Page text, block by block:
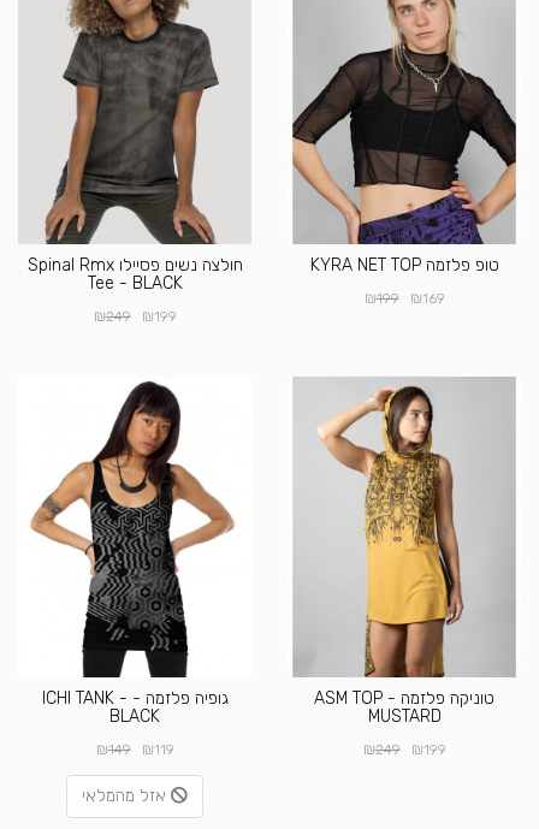
טופ פלזמה KYRA NET TOP
₪169
₪199
חולצה נשים פסיילו Spinal Rmx
Tee - BLACK
₪199
₪249
טוניקה פלזמה - ASM TOP
MUSTARD
₪199
₪249
גופיה פלזמה - ICHI TANK -
BLACK
₪119
₪149
אזל מהמלאי